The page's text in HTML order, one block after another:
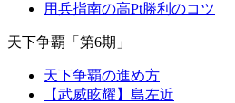
用兵指南の高Pt勝利のコツ
天下争覇「第6期」
天下争覇の進め方
【武威眩耀】島左近